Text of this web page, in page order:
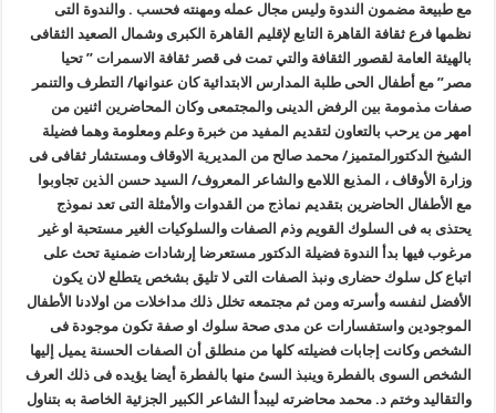
مع طبيعة مضمون الندوة وليس مجال عمله ومهنته فحسب . والندوة التى
نظمها فرع ثقافة القاهرة التابع لإقليم القاهرة الكبرى وشمال الصعيد الثقافى
بالهيئة العامة لقصور الثقافة والتي تمت فى قصر ثقافة الاسمرات ” تحيا
مصر” مع أطفال الحى طلبة المدارس الابتدائية كان عنوانها/ التطرف والتنمر
صفات مذمومة بين الرفض الدينى والمجتمعى وكان المحاضرين اثنين من
امهر من يرحب بالتعاون لتقديم المفيد من خبرة وعلم ومعلومة وهما فضيلة
الشيخ الدكتورالمتميز/ محمد صالح من المديرية الاوقاف ومستشار ثقافى فى
وزارة الأوقاف ، المذيع اللامع والشاعر المعروف/ السيد حسن الذين تجاوبوا
مع الأطفال الحاضرين بتقديم نماذج من القدوات والأمثلة التى تعد نموذج
يحتذى به فى السلوك القويم وذم الصفات والسلوكيات الغير مستحبة او غير
مرغوب فيها بدأ الندوة فضيلة الدكتور مستعرضا إرشادات ضمنية تحث على
اتباع كل سلوك حضارى ونبذ الصفات التى لا تليق بشخص يتطلع لان يكون
الأفضل لنفسه وأسرته ومن ثم مجتمعه تخلل ذلك مداخلات من اولادنا الأطفال
الموجودين واستفسارات عن مدى صحة سلوك او صفة تكون موجودة فى
الشخص وكانت إجابات فضيلته كلها من منطلق أن الصفات الحسنة يميل إليها
الشخص السوى بالفطرة وينبذ السئ منها بالفطرة أيضا يؤيده فى ذلك العرف
والتقاليد وختم د. محمد محاضرته ليبدأ الشاعر الكبير الجزئية الخاصة به بتناول